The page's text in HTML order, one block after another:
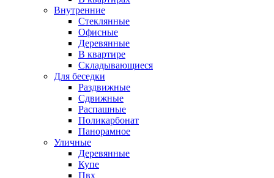
Внутренние
Стеклянные
Офисные
Деревянные
В квартире
Складывающиеся
Для беседки
Раздвижные
Сдвижные
Распашные
Поликарбонат
Панорамное
Уличные
Деревянные
Купе
Пвх